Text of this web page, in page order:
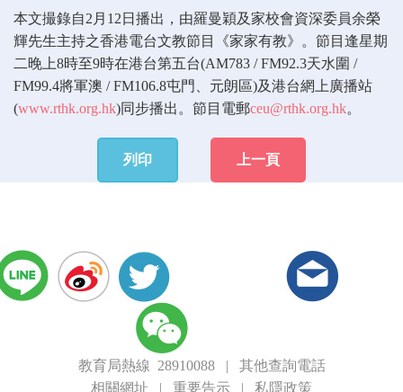
本文撮錄自2月12日播出，由羅曼穎及家校會資深委員余榮
輝先生主持之香港電台文教節目《家家有教》。節目逢星期
二晚上8時至9時在港台第五台(AM783 / FM92.3天水圍 /
FM99.4將軍澳 / FM106.8屯門、元朗區)及港台網上廣播站
(www.rthk.org.hk)同步播出。節目電郵ceu@rthk.org.hk。
列印 上一頁
教育局熱線 28910088| 其他查詢電話
相關網址 | 重要告示 | 私隱政策